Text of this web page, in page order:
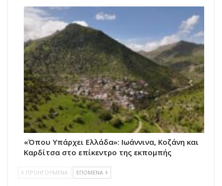
«Όπου Υπάρχει Ελλάδα»: Ιωάννινα, Κοζάνη και
Καρδίτσα στο επίκεντρο της εκπομπής
ΠΡΟΗΓΟΥΜΕΝΑ ΕΠΟΜΕΝΑ